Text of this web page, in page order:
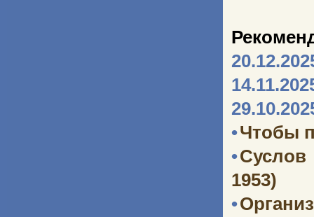
•Чтобы
•
1953)
•